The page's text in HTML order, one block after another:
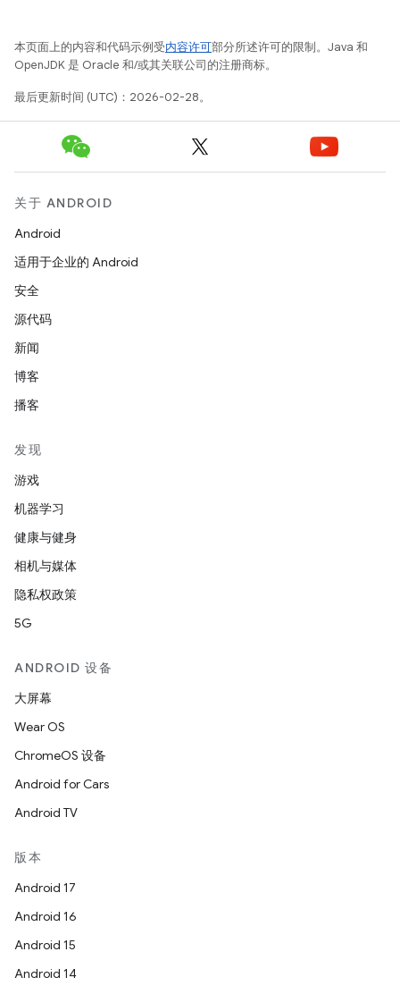
本页面上的内容和代码示例受内容许可部分所述许可的限制。Java 和
OpenJDK 是 Oracle 和/或其关联公司的注册商标。
最后更新时间 (UTC)：2026-02-28。
关于 ANDROID
Android
适用于企业的 Android
安全
源代码
新闻
博客
播客
发现
游戏
机器学习
健康与健身
相机与媒体
隐私权政策
5G
ANDROID 设备
大屏幕
Wear OS
ChromeOS 设备
Android for Cars
Android TV
版本
Android 17
Android 16
Android 15
Android 14